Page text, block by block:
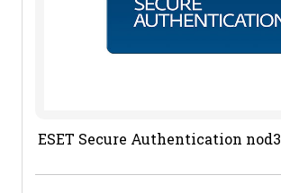
ESET Secure Authentication